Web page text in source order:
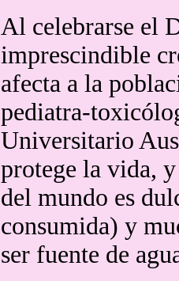
Al celebrarse el
imprescindible
afecta a la
pediatra-
Universitario
protege la vida,
del mundo es
consumida) y
ser fuente de